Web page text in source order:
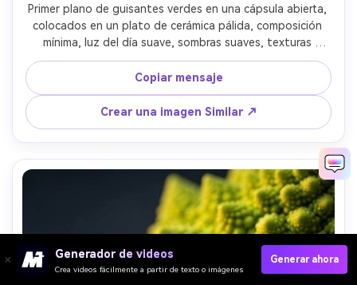
Primer plano de guisantes verdes en una cápsula abierta,
colocados en un plato de cerámica pálida, composición
mínima, luz del día suave, sombras suaves, texturas
nítidas, aspecto de lente macro de 90 mm, ultra-realista,
paleta de colores frescos de primavera, limpia editorial
Foto de comida- -ar 4:5
Copiar mensaje
Crear una imagen Similar ↗
Generador de videos
Crea videos fácilmente a partir de texto o imágenes
Generar ahora